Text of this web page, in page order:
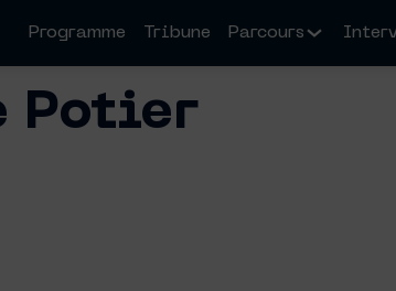
Programme Tribune Parcours
Potier